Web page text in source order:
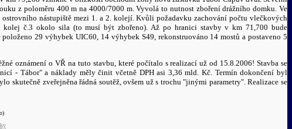
z poloměru 400 m na 4000/7000 m. Vyvolá to nutnost zboření drážního domku. Ve
nástupiště mezi 1. a 2. kolejí. Kvůli požadavku zachování počtu vlečkových
kolej č.3 okolo sila (to musí být zbořeno). Až po hranici stavby v km 71,700 bude
29 výhybek UIC60, 14 výhybek S49, rekonstruováno 14 mostů a postaveno 5
oznámení o VŘ na tuto stavbu, které počítalo s realizací už od 15.8.2006! Stavba se
- Tábor" a náklady měly činit včetně DPH asi 3,36 mld. Kč. Termín dokončení byl
skutečně zveřejněna řádná soutěž, ovšem už s trochu "jinými parametry". Realizace se